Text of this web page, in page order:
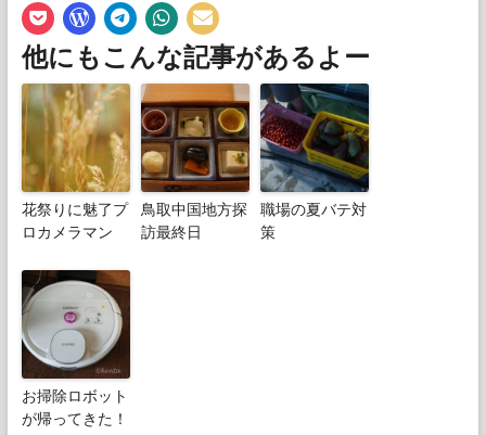
他にもこんな記事があるよー
花祭りに魅了プ
ロカメラマン
鳥取中国地方探
訪最終日
職場の夏バテ対
策
お掃除ロボット
が帰ってきた！